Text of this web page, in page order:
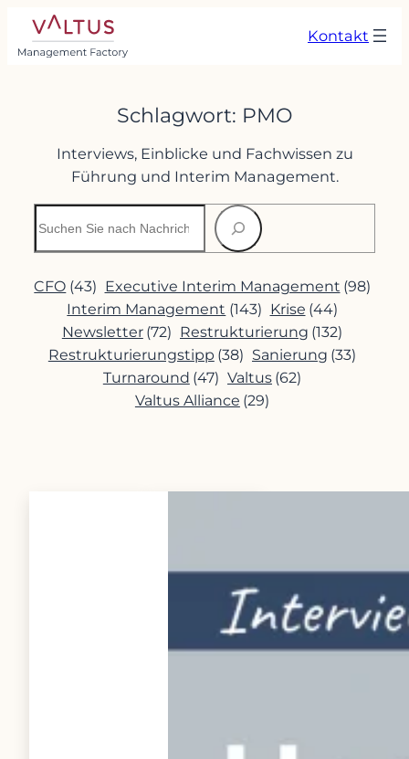
Zum
Inhalt
springen
Kontakt
Schlagwort: PMO
Interviews, Einblicke und Fachwissen zu
Führung und Interim Management.
CFO (43) Executive Interim Management (98)
Interim Management (143) Krise (44)
Newsletter (72) Restrukturierung (132)
Restrukturierungstipp (38) Sanierung (33)
Turnaround (47) Valtus (62)
Valtus Alliance (29)